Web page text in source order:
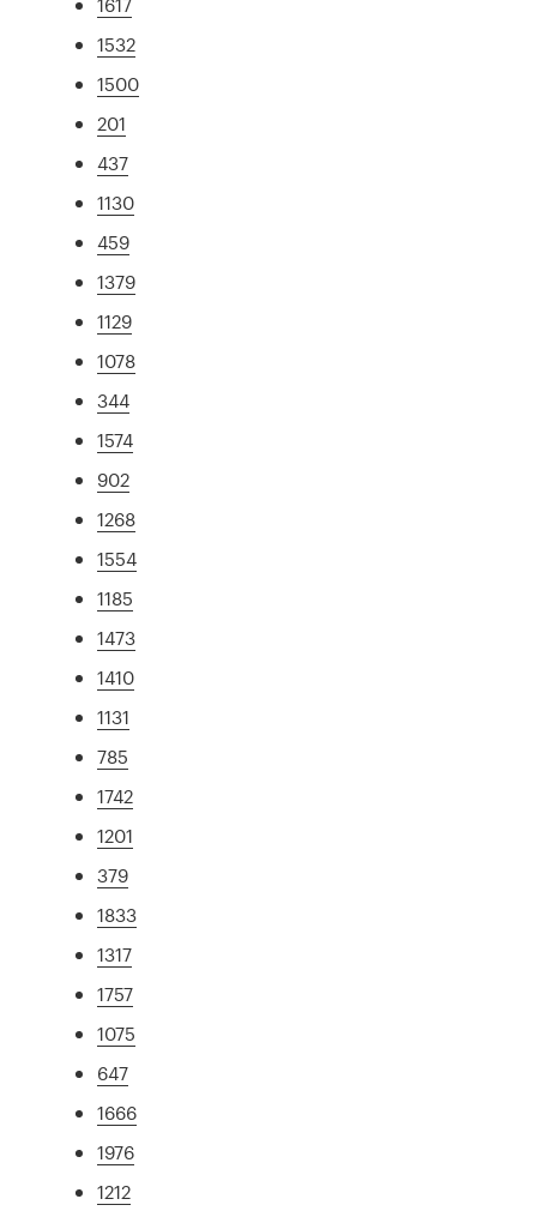
1532
1500
201
437
1130
459
1379
1129
1078
344
1574
902
1268
1554
1185
1473
1410
1131
785
1742
1201
379
1833
1317
1757
1075
647
1666
1976
1212